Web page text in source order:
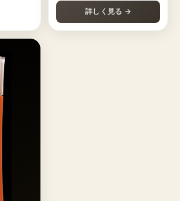
詳しく見る →